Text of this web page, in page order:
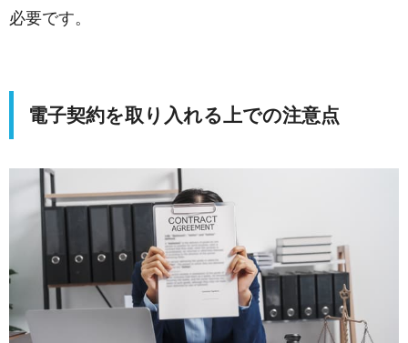
必要です。
電子契約を取り入れる上での注意点